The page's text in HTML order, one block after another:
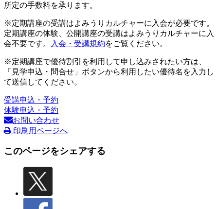
所定の手数料を承ります。
※定期講座の受講はよみうりカルチャーに入会が必要です。
定期講座の体験、公開講座の受講はよみうりカルチャーに入
会不要です。
入会・受講規約をご覧ください。
※定期講座で優待割引を利用して申し込みされたい方は、
「見学申込・問合せ」ボタンから利用したい優待名を入力し
て送信してください。
受講申込・予約
体験申込・予約
お問い合わせ
印刷用ページへ
このページをシェアする